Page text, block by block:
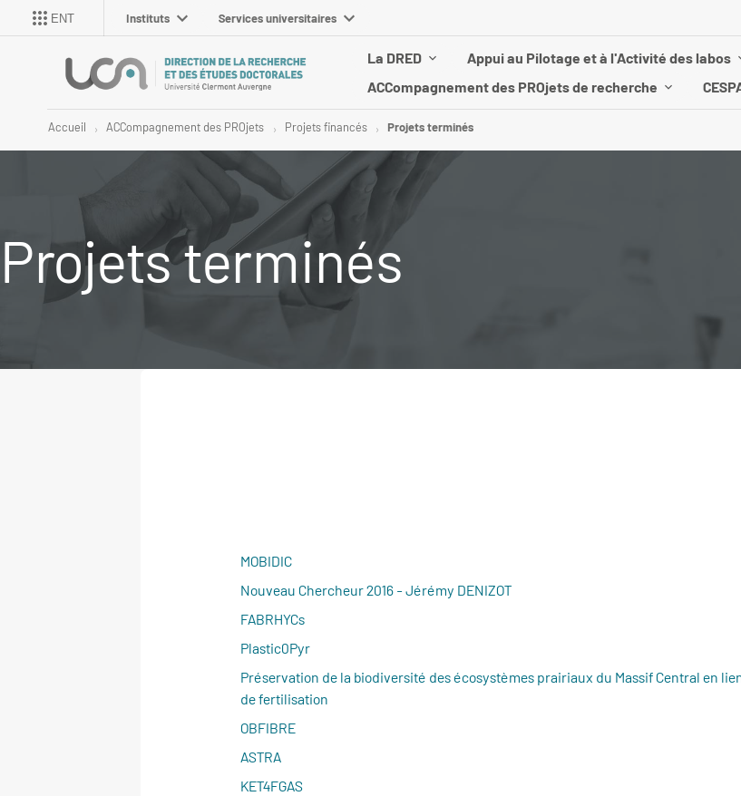
ENT Instituts Services universitaires
La DRED Appui au Pilotage et à l'Activité des labos
ACCompagnement des PROjets de recherche
Accueil ACCompagnement des PROjets Projets financés Projets terminés
Projets terminés
MOBIDIC
Nouveau Chercheur 2016 - Jérémy DENIZOT
FABRHYCs
Plastic0Pyr
Préservation de la biodiversité des écosystèmes prairiaux du Massif Central en
de fertilisation
OBFIBRE
ASTRA
KET4FGAS